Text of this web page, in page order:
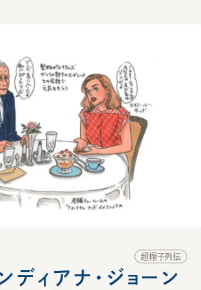
超帽子列伝
ディアナ・ジョーン